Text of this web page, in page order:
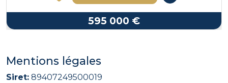
595 000 €
Mentions légales
Siret: 89407249500019